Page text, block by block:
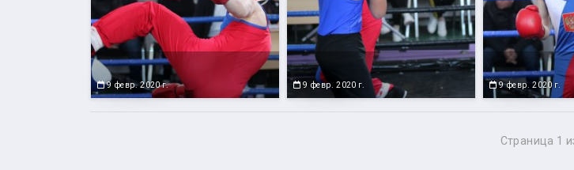
9 февр. 2020 г. 9 февр. 2020 г. 9 февр. 2020 г.
Страница 1